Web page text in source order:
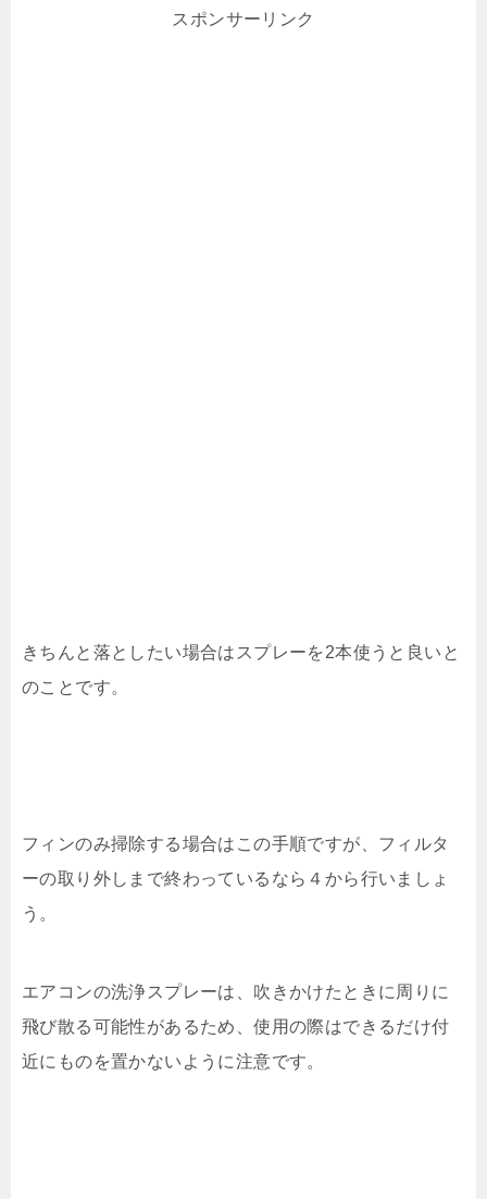
スポンサーリンク
きちんと落としたい場合はスプレーを2本使うと良いと
のことです。
フィンのみ掃除する場合はこの手順ですが、フィルタ
ーの取り外しまで終わっているなら４から行いましょ
う。
エアコンの洗浄スプレーは、吹きかけたときに周りに
飛び散る可能性があるため、使用の際はできるだけ付
近にものを置かないように注意です。